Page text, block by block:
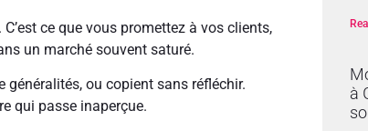
ce que vous promettez à vos clients,
un marché souvent saturé.
généralités, ou copient sans réfléchir.
qui passe inaperçue.
à